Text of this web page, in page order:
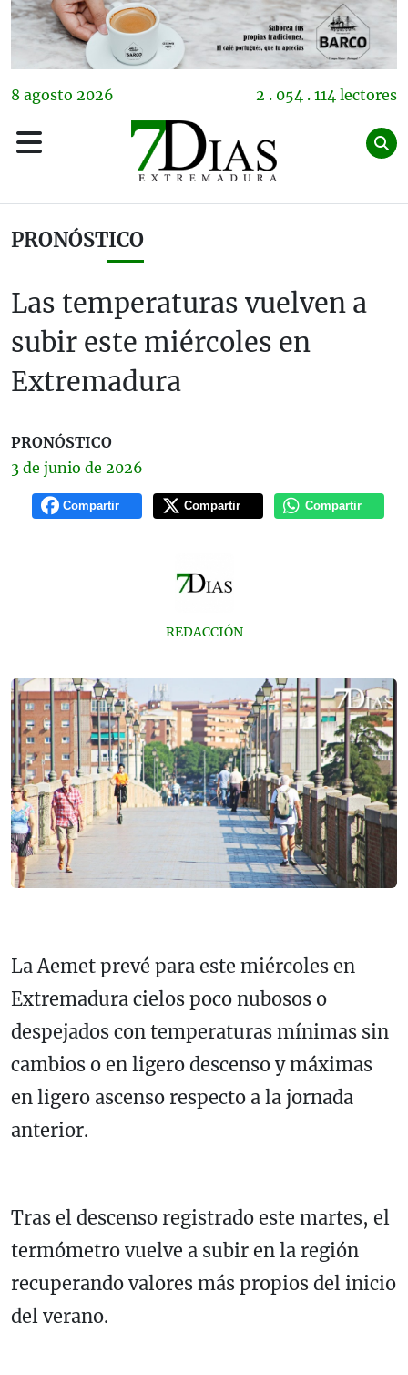
8 agosto 2026 2 . 054 . 114 lectores
PRONÓSTICO
Las temperaturas vuelven a
subir este miércoles en
Extremadura
PRONÓSTICO
3 de junio de 2026
Compartir Compartir Compartir
REDACCIÓN
La Aemet prevé para este miércoles en
Extremadura cielos poco nubosos o
despejados con temperaturas mínimas sin
cambios o en ligero descenso y máximas
en ligero ascenso respecto a la jornada
anterior.
Tras el descenso registrado este martes, el
termómetro vuelve a subir en la región
recuperando valores más propios del inicio
del verano.